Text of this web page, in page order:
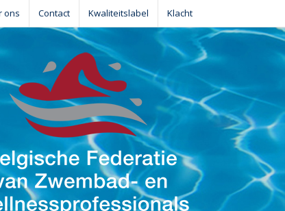
ons Contact Kwaliteitslabel Klacht